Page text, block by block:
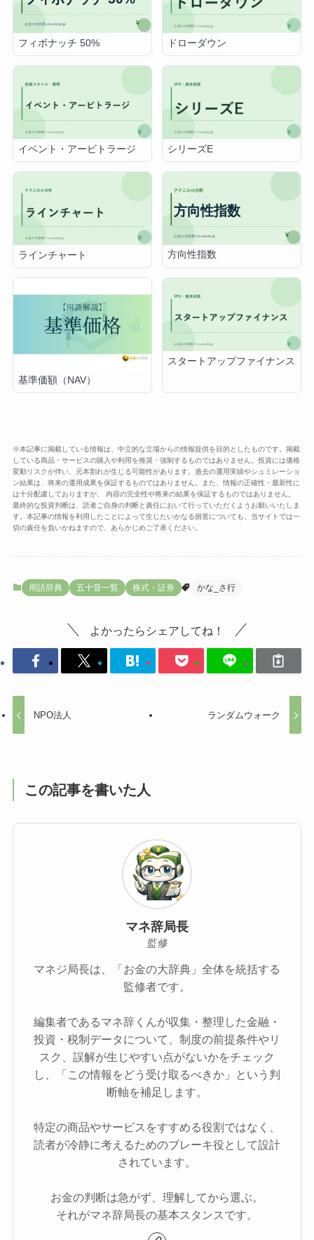
フィボナッチ 50% ドローダウン
イベント・アービトラージ シリーズE
ラインチャート 方向性指数
基準価額（NAV）
スタートアップファイナンス
※本記事に掲載している情報は、中立的な立場からの情報提供を目的としたものです。掲載
している商品・サービスの購入や利用を推奨・強制するものではありません。投資には価格
変動リスクが伴い、元本割れが生じる可能性があります。過去の運用実績やシュミレーショ
ン結果は、将来の運用成果を保証するものではありません。また、情報の正確性・最新性に
は十分配慮しておりますが、 内容の完全性や将来の結果を保証するものではありません。
最終的な投資判断は、読者ご自身の判断と責任において行っていただくようお願いいたしま
す。本記事の情報を利用したことによって生じたいかなる損害についても、当サイトでは一
切の責任を負いかねますので、あらかじめご了承ください。
用語辞典 五十音一覧 株式・証券 かな_さ行
よかったらシェアしてね！
NPO法人 ランダムウォーク
この記事を書いた人
マネ辞局長
監修
マネジ局長は、「お金の大辞典」全体を統括する
監修者です。
編集者であるマネ辞くんが収集・整理した金融・
投資・税制データについて、制度の前提条件やリ
スク、誤解が生じやすい点がないかをチェック
し、「この情報をどう受け取るべきか」という判
断軸を補足します。
特定の商品やサービスをすすめる役割ではなく、
読者が冷静に考えるためのブレーキ役として設計
されています。
お金の判断は急がず、理解してから選ぶ。
それがマネ辞局長の基本スタンスです。